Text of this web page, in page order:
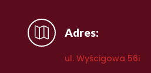
 Adres:
ul. Wyścigowa 56i